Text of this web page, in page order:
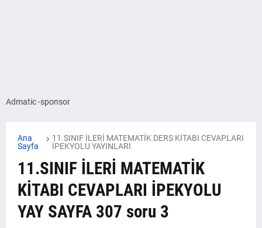
Admatic -sponsor
Ana
Sayfa
11.SINIF İLERİ MATEMATİK DERS KİTABI CEVAPLARI
İPEKYOLU YAYINLARI
11.SINIF İLERİ MATEMATİK
KİTABI CEVAPLARI İPEKYOLU
YAY SAYFA 307 soru 3